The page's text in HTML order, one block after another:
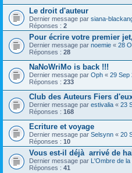
Le droit d'auteur
Dernier message par siana-
Réponses : 2
Pour écrire votre premier
Dernier message par noemie « 28
Réponses : 28
NaNoWriMo is back !!!
Dernier message par Oph « 29 Sep
Réponses : 233
Club des Auteurs Fiers
Dernier message par estivalia « 23
Réponses : 168
Ecriture et voyage
Dernier message par Selsynn « 20
Réponses : 10
Vous est-il déjà arrivé de
Dernier message par L'Ombre de la
Réponses : 41